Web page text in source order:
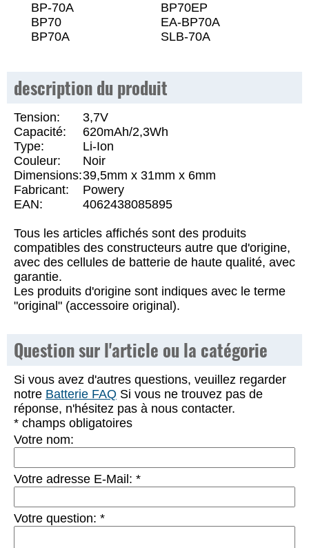
BP-70A
BP70
BP70A
BP70EP
EA-BP70A
SLB-70A
description du produit
Tension:
3,7V
Capacité:
620mAh/2,3Wh
Type:
Li-Ion
Couleur:
Noir
Dimensions:39,5mm x 31mm x 6mm
Fabricant:
Powery
EAN:
4062438085895
Tous les articles affichés sont des produits
compatibles des constructeurs autre que d'origine,
avec des cellules de batterie de haute qualité, avec
garantie.
Les produits d'origine sont indiques avec le terme
"original" (accessoire original).
Question sur l'article ou la catégorie
Si vous avez d'autres questions, veuillez regarder
notre Batterie FAQ Si vous ne trouvez pas de
réponse, n'hésitez pas à nous contacter.
* champs obligatoires
Votre nom:
Votre adresse E-Mail: *
Votre question: *